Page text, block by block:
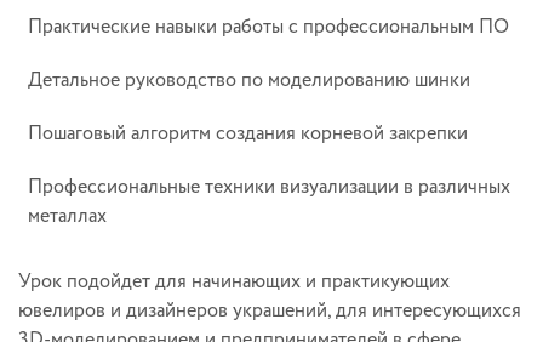
Практические навыки работы с профессиональным ПО
Детальное руководство по моделированию шинки
Пошаговый алгоритм создания корневой закрепки
Профессиональные техники визуализации в различных
металлах
Урок подойдет для начинающих и практикующих
ювелиров и дизайнеров украшений, для интересующихся